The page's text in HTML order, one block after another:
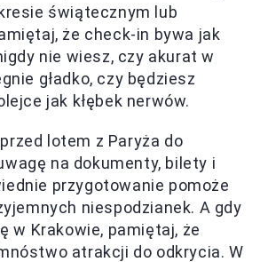
świątecznym lub
że check-in bywa jak
nie wiesz, czy akurat w
gładko, czy będziesz
jak kłębek nerwów.
lotem z Paryża do
na dokumenty, bilety i
przygotowanie pomoże
niespodzianek. A gdy
w Krakowie, pamiętaj, że
atrakcji do odkrycia. W